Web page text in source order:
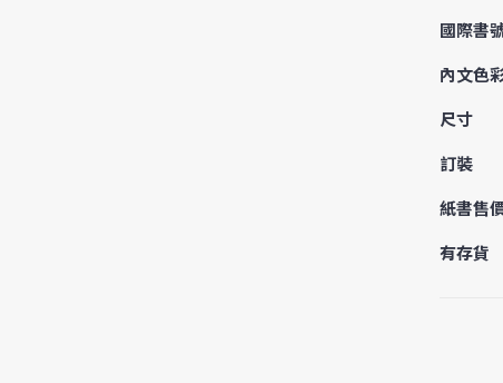
國際書
內文色
尺寸
訂裝
紙書售
有存貨